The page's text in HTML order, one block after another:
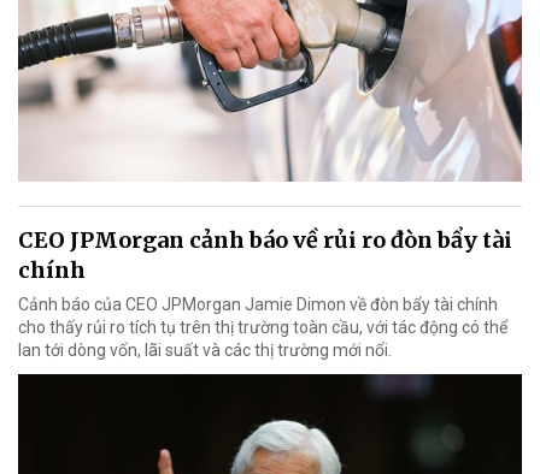
CEO JPMorgan cảnh báo về rủi ro đòn bẩy tài
chính
Cảnh báo của CEO JPMorgan Jamie Dimon về đòn bẩy tài chính
cho thấy rủi ro tích tụ trên thị trường toàn cầu, với tác động có thể
lan tới dòng vốn, lãi suất và các thị trường mới nổi.